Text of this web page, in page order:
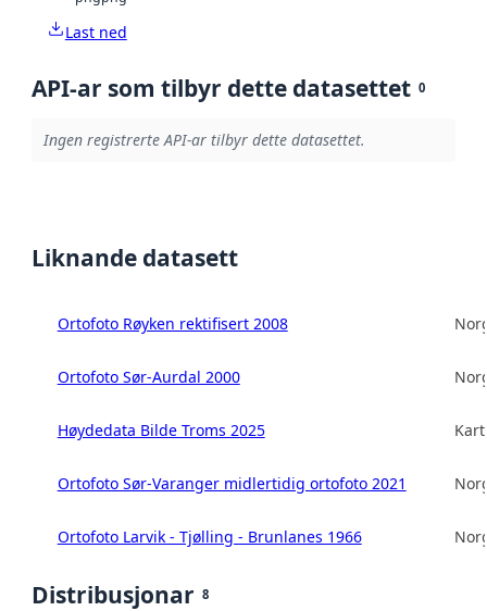
Last ned
API-ar som tilbyr dette datasettet 0
Ingen registrerte API-ar tilbyr dette datasettet.
Liknande datasett
Ortofoto Røyken rektifisert 2008
Ortofoto Sør-Aurdal 2000
Høydedata Bilde Troms 2025
Ortofoto Sør-Varanger midlertidig ortofoto 2021
Ortofoto Larvik - Tjølling - Brunlanes 1966
Distribusjonar 8